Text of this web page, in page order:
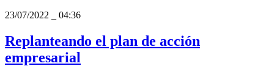
23/07/2022
04:36
Replanteando el plan de acción
empresarial